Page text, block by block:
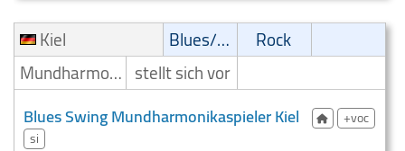
Kiel
Blues/Swing
Rock
Mundharmonikaspieler stellt sich vor
Blues Swing Mundharmonikaspieler Kiel
+voc
si